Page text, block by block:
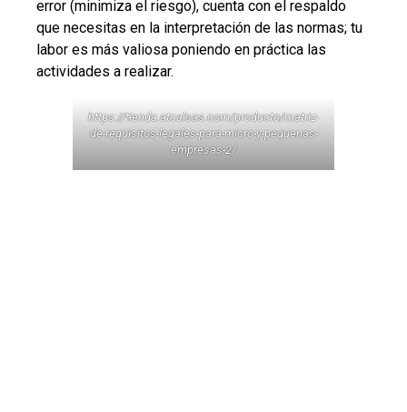
error (minimiza el riesgo), cuenta con el respaldo
que necesitas en la interpretación de las normas; tu
labor es más valiosa poniendo en práctica las
actividades a realizar.
https://tienda.atcalsas.com/producto/matriz-
de-requisitos-legales-para-micro-y-pequenas-
empresas-2/